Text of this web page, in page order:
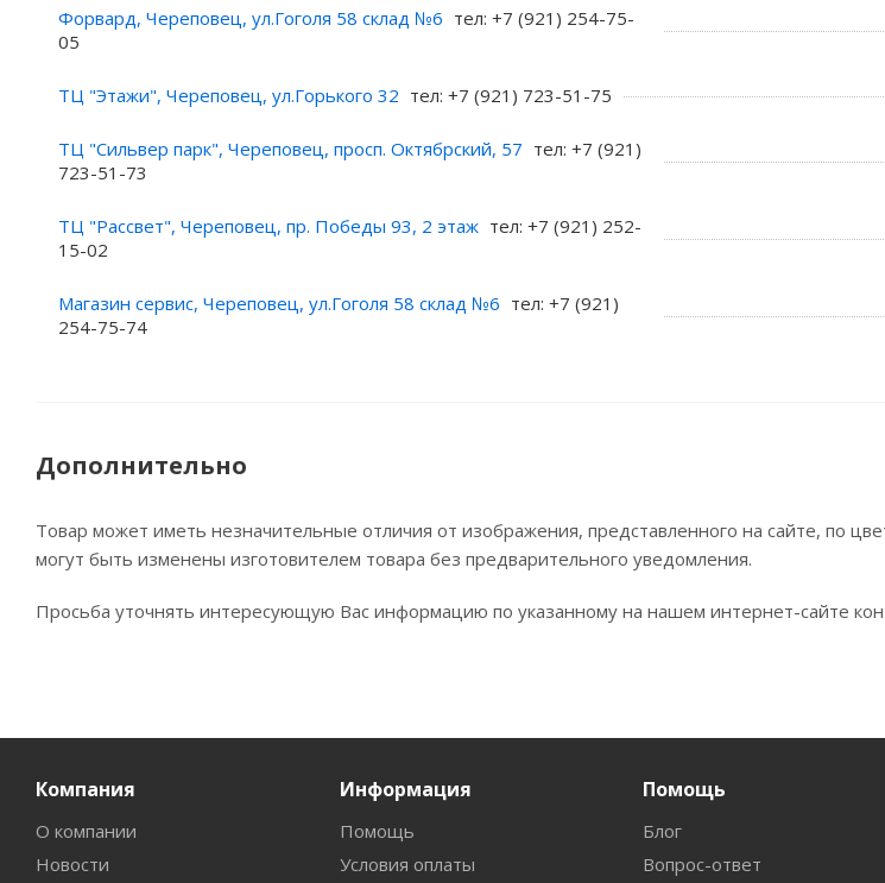
Форвард, Череповец, ул.Гоголя 58 склад №6 тел: +7 (921) 254-75-
05
ТЦ "Этажи", Череповец, ул.Горького 32 тел: +7 (921) 723-51-75
ТЦ "Сильвер парк", Череповец, просп. Октябрский, 57 тел: +7 (921)
723-51-73
ТЦ "Рассвет", Череповец, пр. Победы 93, 2 этаж тел: +7 (921) 252-
15-02
Магазин сервис, Череповец, ул.Гоголя 58 склад №6 тел: +7 (921)
254-75-74
Дополнительно
Товар может иметь незначительные отличия от изображения, представленного на сайте, по
могут быть изменены изготовителем товара без предварительного уведомления.
Просьба уточнять интересующую Вас информацию по указанному на нашем интернет-сайте
Компания
О компании
Новости
Информация
Помощь
Условия оплаты
Помощь
Блог
Вопрос-ответ